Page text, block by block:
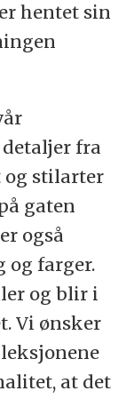
hentet sin
fra
stilarter
gaten
også
farger.
og blir i
Vi ønsker
at det